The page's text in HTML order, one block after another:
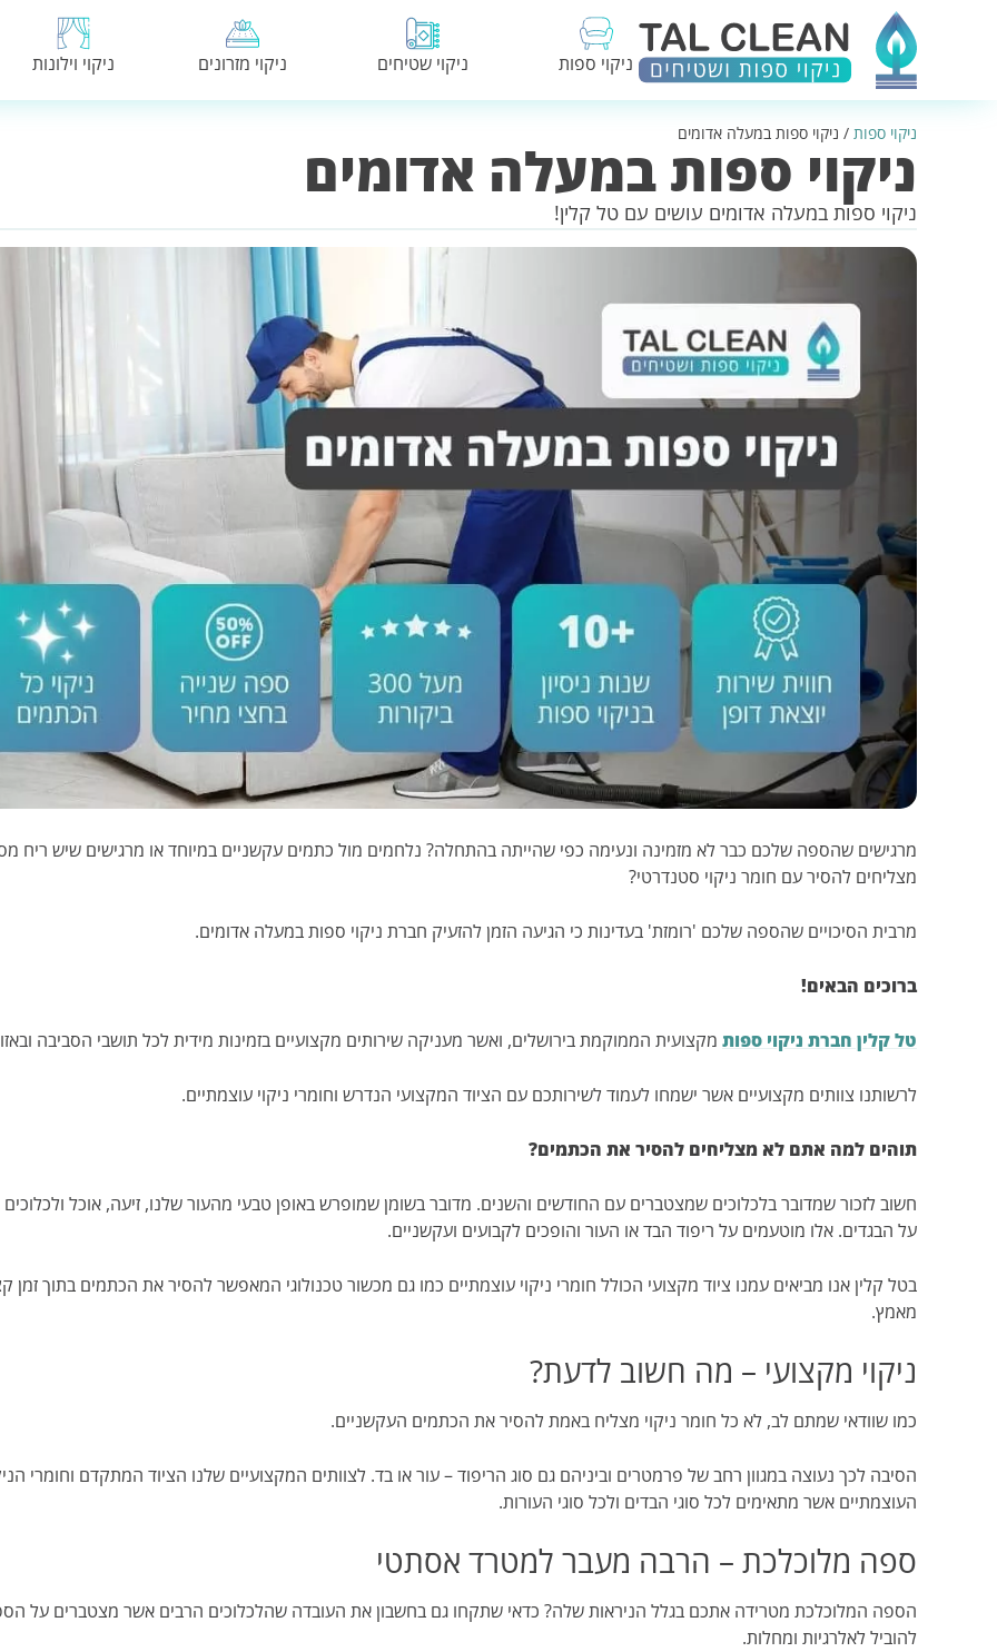
ניקוי ספות ניקוי שטיחים ניקוי מזרונים ניקוי וילונות
ניקוי ספות / ניקוי ספות במעלה אדומים
ניקוי ספות במעלה אדומים
ניקוי ספות במעלה אדומים עושים עם טל קלין!
מרגישים שהספה שלכם כבר לא מזמינה ונעימה כפי שהייתה בהתחלה? נלחמים מול כתמים עקשניים במיוחד או מרגישים שיש ריח
מצליחים להסיר עם חומר ניקוי סטנדרטי?
מרבית הסיכויים שהספה שלכם 'רומזת' בעדינות כי הגיעה הזמן להזעיק חברת ניקוי ספות במעלה אדומים.
ברוכים הבאים!
טל קלין חברת ניקוי ספות מקצועית הממוקמת בירושלים, ואשר מעניקה שירותים מקצועיים בזמינות מידית לכל תושבי הסביבה
לרשותנו צוותים מקצועיים אשר ישמחו לעמוד לשירותכם עם הציוד המקצועי הנדרש וחומרי ניקוי עוצמתיים.
תוהים למה אתם לא מצליחים להסיר את הכתמים?
חשוב לזכור שמדובר בלכלוכים שמצטברים עם החודשים והשנים. מדובר בשומן שמופרש באופן טבעי מהעור שלנו, זיעה, אוכל
על הבגדים. אלו מוטעמים על ריפוד הבד או העור והופכים לקבועים ועקשניים.
בטל קלין אנו מביאים עמנו ציוד מקצועי הכולל חומרי ניקוי עוצמתיים כמו גם מכשור טכנולוגי המאפשר להסיר את הכתמים בתוך זמן
מאמץ.
ניקוי מקצועי – מה חשוב לדעת?
כמו שוודאי שמתם לב, לא כל חומר ניקוי מצליח באמת להסיר את הכתמים העקשניים.
הסיבה לכך נעוצה במגוון רחב של פרמטרים וביניהם גם סוג הריפוד – עור או בד. לצוותים המקצועיים שלנו הציוד המתקדם וחומרי
העוצמתיים אשר מתאימים לכל סוגי הבדים ולכל סוגי העורות.
ספה מלוכלכת – הרבה מעבר למטרד אסתטי
הספה המלוכלכת מטרידה אתכם בגלל הניראות שלה? כדאי שתקחו גם בחשבון את העובדה שהלכלוכים הרבים אשר מצטברים על
להוביל לאלרגיות ומחלות.
Raffaele
room, living room, and
קרא עוד